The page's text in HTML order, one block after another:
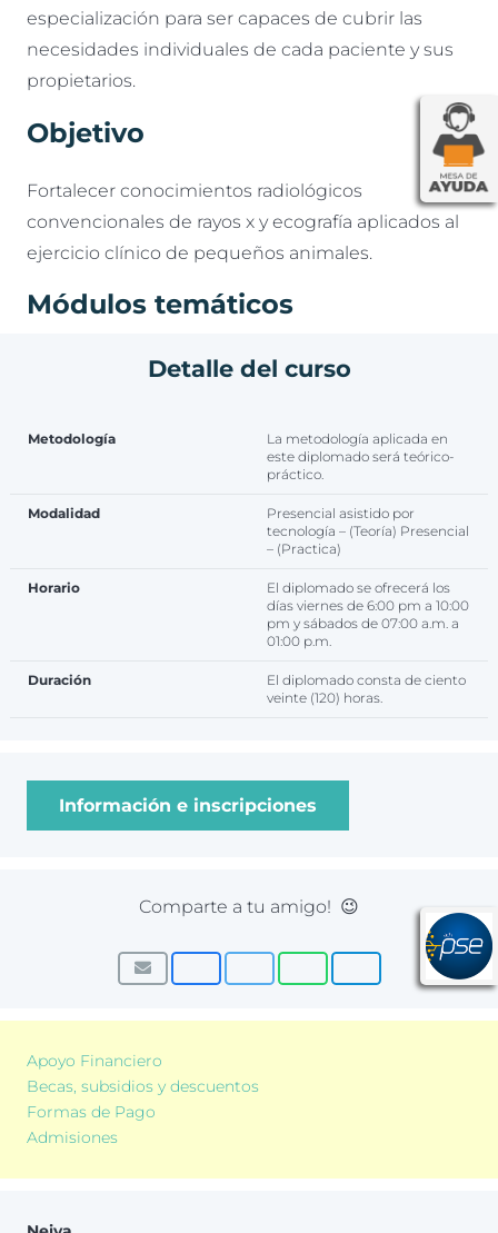
especialización para ser capaces de cubrir las
necesidades individuales de cada paciente y sus
propietarios.
Objetivo
Fortalecer conocimientos radiológicos
convencionales de rayos x y ecografía aplicados al
ejercicio clínico de pequeños animales.
Módulos temáticos
Módulo I: Rayos X
Detalle del curso
Metodología
La metodología aplicada en
este diplomado será teórico-
práctico.
Modalidad
Presencial asistido por
tecnología – (Teoría) Presencial
– (Practica)
Horario
El diplomado se ofrecerá los
días viernes de 6:00 pm a 10:00
pm y sábados de 07:00 a.m. a
01:00 p.m.
Duración
El diplomado consta de ciento
veinte (120) horas.
Información e inscripciones
Comparte a tu amigo! 😉
Apoyo Financiero
Becas, subsidios y descuentos
Formas de Pago
Admisiones